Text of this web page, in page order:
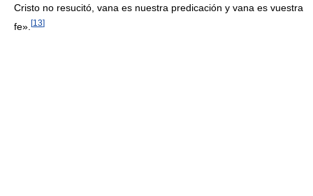
Cristo no resucitó, vana es nuestra predicación y vana es vuestra
fe». [13]